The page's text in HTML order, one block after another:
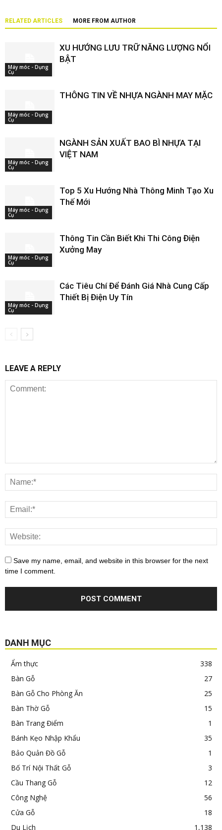
RELATED ARTICLES MORE FROM AUTHOR
Máy móc - Dụng
Cụ
XU HƯỚNG LƯU TRỮ NĂNG LƯỢNG NỔI
BẬT
Máy móc - Dụng
Cụ
THÔNG TIN VỀ NHỰA NGÀNH MAY MẶC
Máy móc - Dụng
Cụ
NGÀNH SẢN XUẤT BAO BÌ NHỰA TẠI
VIỆT NAM
Máy móc - Dụng
Cụ
Top 5 Xu Hướng Nhà Thông Minh Tạo Xu
Thế Mới
Máy móc - Dụng
Cụ
Thông Tin Cần Biết Khi Thi Công Điện
Xưởng May
Máy móc - Dụng
Cụ
Các Tiêu Chí Để Đánh Giá Nhà Cung Cấp
Thiết Bị Điện Uy Tín
LEAVE A REPLY
Save my name, email, and website in this browser for the next
time I comment.
DANH MỤC
Ẩm thực
338
Bàn Gỗ
27
Bàn Gỗ Cho Phòng Ăn
25
Bàn Thờ Gỗ
15
Bàn Trang Điểm
1
Bánh Kẹo Nhập Khẩu
35
Bảo Quản Đồ Gỗ
1
Bố Trí Nội Thất Gỗ
3
Cầu Thang Gỗ
12
Công Nghệ
56
Cửa Gỗ
18
Du Lịch
1,138